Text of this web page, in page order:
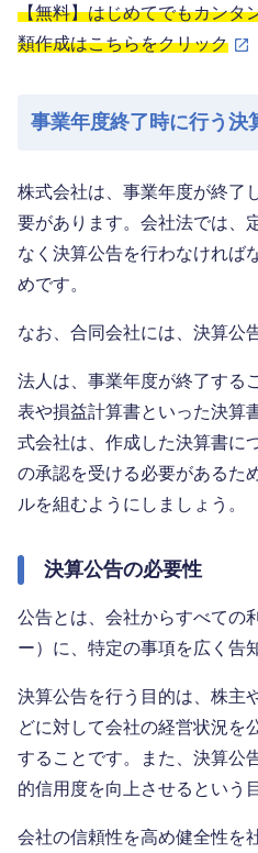
【無料】はじめてでもカンタ
類作成はこちらをクリック
事業年度終了時に行う決
株式会社は、事業年度が終了
要があります。会社法では、
なく決算公告を行わなければ
めです。
なお、合同会社には、決算公
法人は、事業年度が終了する
表や損益計算書といった決算
式会社は、作成した決算書に
の承認を受ける必要があるた
ルを組むようにしましょう。
決算公告の必要性
公告とは、会社からすべての
ー）に、特定の事項を広く告
決算公告を行う目的は、株主
どに対して会社の経営状況を
することです。また、決算公
的信用度を向上させるという
会社の信頼性を高め健全性を